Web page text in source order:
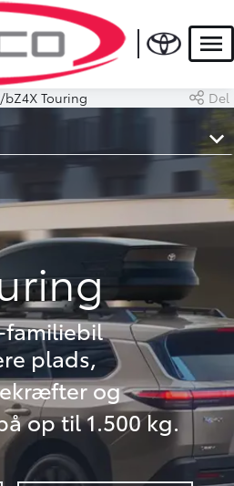
bZ4X Touring Del
familiebil
plads,
og
op til 1.500 kg.